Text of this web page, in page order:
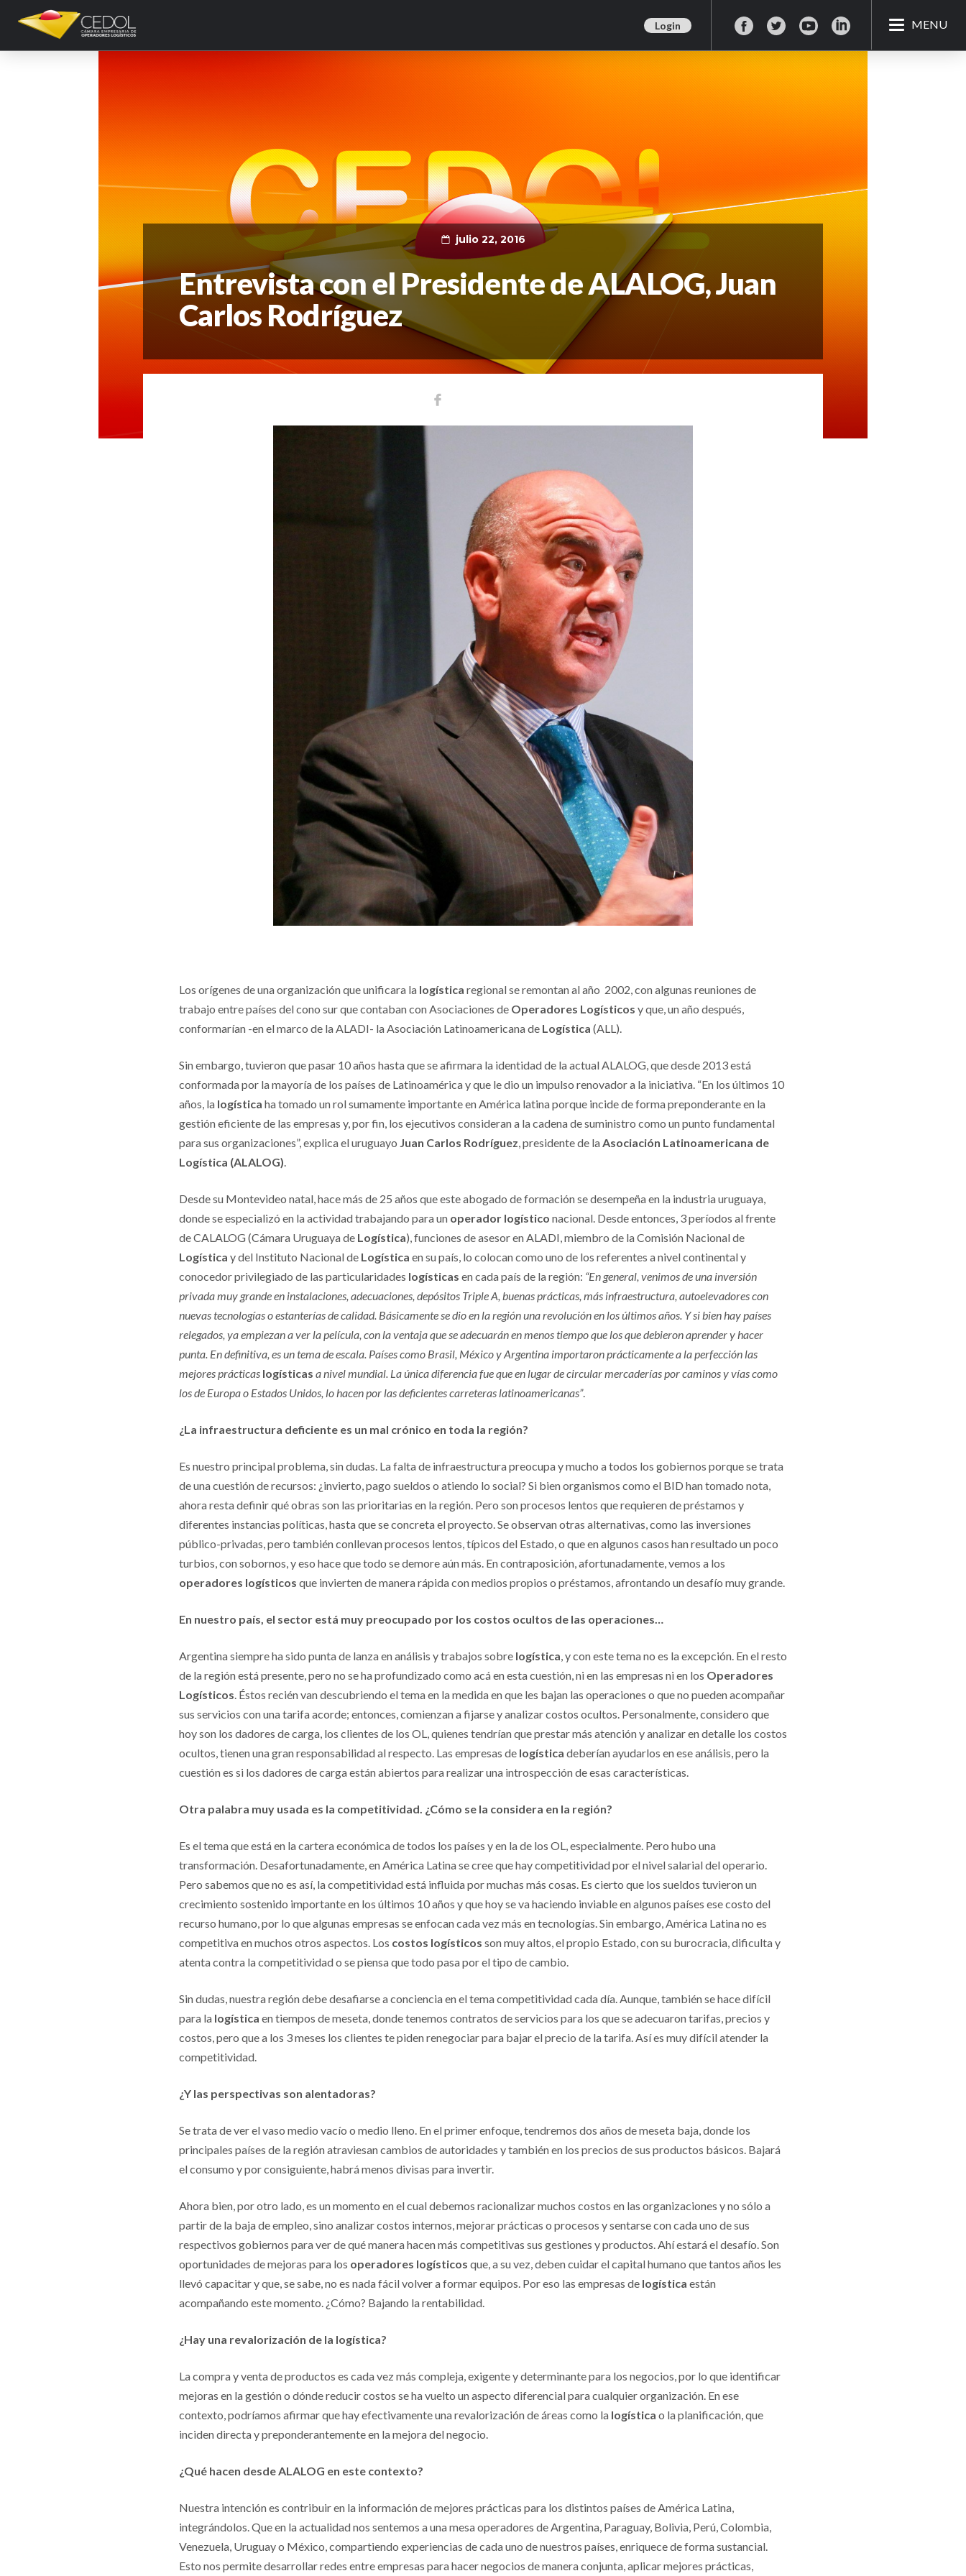
Login MENU
julio 22, 2016
Entrevista con el Presidente de ALALOG, Juan
Carlos Rodríguez
Los orígenes de una organización que unificara la logística regional se remontan al año 2002, con algunas reuniones de
trabajo entre países del cono sur que contaban con Asociaciones de Operadores Logísticos y que, un año después,
conformarían -en el marco de la ALADI- la Asociación Latinoamericana de Logística (ALL).
Sin embargo, tuvieron que pasar 10 años hasta que se afirmara la identidad de la actual ALALOG, que desde 2013 está
conformada por la mayoría de los países de Latinoamérica y que le dio un impulso renovador a la iniciativa. “En los últimos 10
años, la logística ha tomado un rol sumamente importante en América latina porque incide de forma preponderante en la
gestión eficiente de las empresas y, por fin, los ejecutivos consideran a la cadena de suministro como un punto fundamental
para sus organizaciones”, explica el uruguayo Juan Carlos Rodríguez, presidente de laAsociación Latinoamericana de
Logística (ALALOG).
Desde su Montevideo natal, hace más de 25 años que este abogado de formación se desempeña en la industria uruguaya,
donde se especializó en la actividad trabajando para un operador logístico nacional. Desde entonces, 3 períodos al frente
de CALALOG (Cámara Uruguaya de Logística), funciones de asesor en ALADI, miembro de la Comisión Nacional de
Logística y del Instituto Nacional de Logística en su país, lo colocan como uno de los referentes a nivel continental y
conocedor privilegiado de las particularidades logísticas en cada país de la región: “En general, venimos de una inversión
privada muy grande en instalaciones, adecuaciones, depósitos Triple A, buenas prácticas, más infraestructura, autoelevadores con
nuevas tecnologías o estanterías de calidad. Básicamente se dio en la región una revolución en los últimos años. Y si bien hay países
relegados, ya empiezan a ver la película, con la ventaja que se adecuarán en menos tiempo que los que debieron aprender y hacer
punta. En definitiva, es un tema de escala. Países como Brasil, México y Argentina importaron prácticamente a la perfección las
mejores prácticas logísticas a nivel mundial. La única diferencia fue que en lugar de circular mercaderías por caminos y vías como
los de Europa o Estados Unidos, lo hacen por las deficientes carreteras latinoamericanas”.
¿La infraestructura deficiente es un mal crónico en toda la región?
Es nuestro principal problema, sin dudas. La falta de infraestructura preocupa y mucho a todos los gobiernos porque se trata
de una cuestión de recursos: ¿invierto, pago sueldos o atiendo lo social? Si bien organismos como el BID han tomado nota,
ahora resta definir qué obras son las prioritarias en la región. Pero son procesos lentos que requieren de préstamos y
diferentes instancias políticas, hasta que se concreta el proyecto. Se observan otras alternativas, como las inversiones
público-privadas, pero también conllevan procesos lentos, típicos del Estado, o que en algunos casos han resultado un poco
turbios, con sobornos, y eso hace que todo se demore aún más. En contraposición, afortunadamente, vemos a los
operadores logísticos que invierten de manera rápida con medios propios o préstamos, afrontando un desafío muy grande.
En nuestro país, el sector está muy preocupado por los costos ocultos de las operaciones…
Argentina siempre ha sido punta de lanza en análisis y trabajos sobre logística, y con este tema no es la excepción. En el resto
de la región está presente, pero no se ha profundizado como acá en esta cuestión, ni en las empresas ni en los Operadores
Logísticos. Éstos recién van descubriendo el tema en la medida en que les bajan las operaciones o que no pueden acompañar
sus servicios con una tarifa acorde; entonces, comienzan a fijarse y analizar costos ocultos. Personalmente, considero que
hoy son los dadores de carga, los clientes de los OL, quienes tendrían que prestar más atención y analizar en detalle los costos
ocultos, tienen una gran responsabilidad al respecto. Las empresas de logística deberían ayudarlos en ese análisis, pero la
cuestión es si los dadores de carga están abiertos para realizar una introspección de esas características.
Otra palabra muy usada es la competitividad. ¿Cómo se la considera en la región?
Es el tema que está en la cartera económica de todos los países y en la de los OL, especialmente. Pero hubo una
transformación. Desafortunadamente, en América Latina se cree que hay competitividad por el nivel salarial del operario.
Pero sabemos que no es así, la competitividad está influida por muchas más cosas. Es cierto que los sueldos tuvieron un
crecimiento sostenido importante en los últimos 10 años y que hoy se va haciendo inviable en algunos países ese costo del
recurso humano, por lo que algunas empresas se enfocan cada vez más en tecnologías. Sin embargo, América Latina no es
competitiva en muchos otros aspectos. Los costos logísticos son muy altos, el propio Estado, con su burocracia, dificulta y
atenta contra la competitividad o se piensa que todo pasa por el tipo de cambio.
Sin dudas, nuestra región debe desafiarse a conciencia en el tema competitividad cada día. Aunque, también se hace difícil
para la logística en tiempos de meseta, donde tenemos contratos de servicios para los que se adecuaron tarifas, precios y
costos, pero que a los 3 meses los clientes te piden renegociar para bajar el precio de la tarifa. Así es muy difícil atender la
competitividad.
¿Y las perspectivas son alentadoras?
Se trata de ver el vaso medio vacío o medio lleno. En el primer enfoque, tendremos dos años de meseta baja, donde los
principales países de la región atraviesan cambios de autoridades y también en los precios de sus productos básicos. Bajará
el consumo y por consiguiente, habrá menos divisas para invertir.
Ahora bien, por otro lado, es un momento en el cual debemos racionalizar muchos costos en las organizaciones y no sólo a
partir de la baja de empleo, sino analizar costos internos, mejorar prácticas o procesos y sentarse con cada uno de sus
respectivos gobiernos para ver de qué manera hacen más competitivas sus gestiones y productos. Ahí estará el desafío. Son
oportunidades de mejoras para los operadores logísticos que, a su vez, deben cuidar el capital humano que tantos años les
llevó capacitar y que, se sabe, no es nada fácil volver a formar equipos. Por eso las empresas de logística están
acompañando este momento. ¿Cómo? Bajando la rentabilidad.
¿Hay una revalorización de la logística?
La compra y venta de productos es cada vez más compleja, exigente y determinante para los negocios, por lo que identificar
mejoras en la gestión o dónde reducir costos se ha vuelto un aspecto diferencial para cualquier organización. En ese
contexto, podríamos afirmar que hay efectivamente una revalorización de áreas como la logística o la planificación, que
inciden directa y preponderantemente en la mejora del negocio.
¿Qué hacen desde ALALOG en este contexto?
Nuestra intención es contribuir en la información de mejores prácticas para los distintos países de América Latina,
integrándolos. Que en la actualidad nos sentemos a una mesa operadores de Argentina, Paraguay, Bolivia, Perú, Colombia,
Venezuela, Uruguay o México, compartiendo experiencias de cada uno de nuestros países, enriquece de forma sustancial.
Esto nos permite desarrollar redes entre empresas para hacer negocios de manera conjunta, aplicar mejores prácticas,